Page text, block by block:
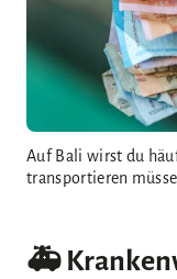
Auf Bali wirst du
transportieren
🚑